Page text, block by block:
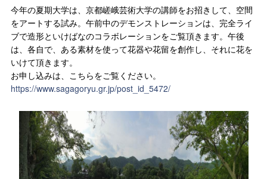
今年の夏期大学は、京都嵯峨芸術大学の講師をお招きして、空間
をアートする試み。午前中のデモンストレーションは、完全ライ
ブで造形といけばなのコラボレーションをご覧頂きます。午後
は、各自で、ある素材を使って花器や花留を創作し、それに花を
いけて頂きます。
お申し込みは、こちらをご覧ください。
https://www.sagagoryu.gr.jp/post_id_5472/